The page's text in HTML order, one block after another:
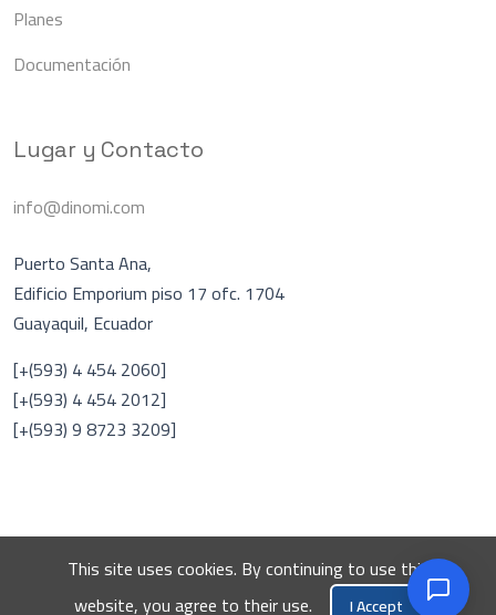
This site uses cookies. By continuing to use this
website, you agree to their use.
I Accept
Planes
Documentación
Lugar y Contacto
info@dinomi.com
Puerto Santa Ana,
Edificio Emporium piso 17 ofc. 1704
Guayaquil, Ecuador
[+(593) 4 454 2060]
[+(593) 4 454 2012]
[+(593) 9 8723 3209]
© 2026 DINOMI. Todos los derechos reservados.
Diseñado por PaloSanto Solutions
A En línea
DINOMI